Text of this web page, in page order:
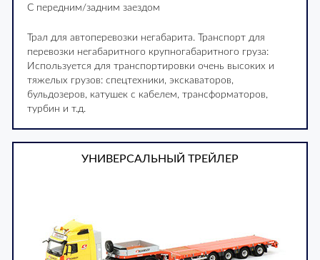
С передним/задним заездом
Трал для автоперевозки негабарита. Транспорт для
перевозки негабаритного крупногабаритного груза:
Используется для транспортировки очень высоких и
тяжелых грузов: спецтехники, экскаваторов,
бульдозеров, катушек с кабелем, трансформаторов,
турбин и т.д.
УНИВЕРСАЛЬНЫЙ ТРЕЙЛЕР